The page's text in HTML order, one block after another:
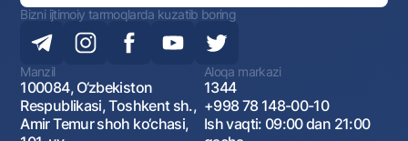
Bizni ijtimoiy tarmoqlarda kuzatib boring
Manzil
100084, O‘zbekiston
Respublikasi, Toshkent sh.,
Amir Temur shoh ko‘chasi,
Aloqa markazi
1344
+998 78 148-00-10
Ish vaqti: 09:00 dan 21:00